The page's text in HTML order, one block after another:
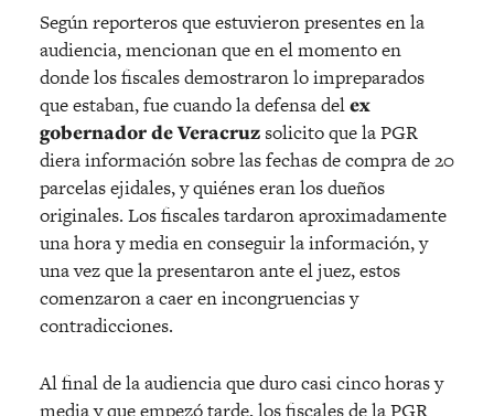
Según reporteros que estuvieron presentes en la
audiencia, mencionan que en el momento en
donde los fiscales demostraron lo impreparados
que estaban, fue cuando la defensa delex
gobernador de Veracruzsolicito que la PGR
diera información sobre las fechas de compra de 20
parcelas ejidales, y quiénes eran los dueños
originales. Los fiscales tardaron aproximadamente
una hora y media en conseguir la información, y
una vez que la presentaron ante el juez, estos
comenzaron a caer en incongruencias y
contradicciones.
Al final de la audiencia que duro casi cinco horas y